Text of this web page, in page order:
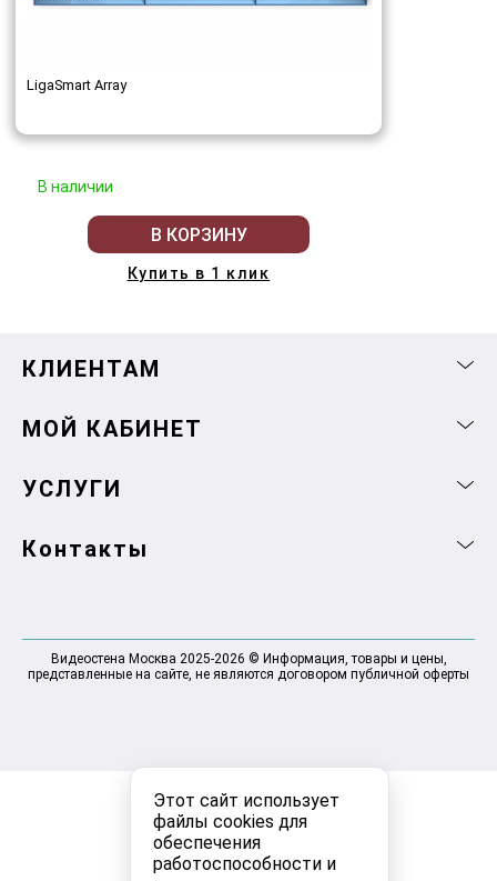
Этот сайт использует
файлы cookies для
обеспечения
работоспособности и
LigaSmart Array
В наличии
В КОРЗИНУ
Купить в 1 клик
КЛИЕНТАМ
МОЙ КАБИНЕТ
УСЛУГИ
Контакты
Видеостена Москва 2025-2026 © Информация, товары и цены,
представленные на сайте, не являются договором публичной оферты